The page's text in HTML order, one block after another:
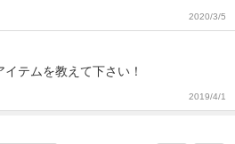
2020/3/5
テムを教えて下さい！
2019/4/1